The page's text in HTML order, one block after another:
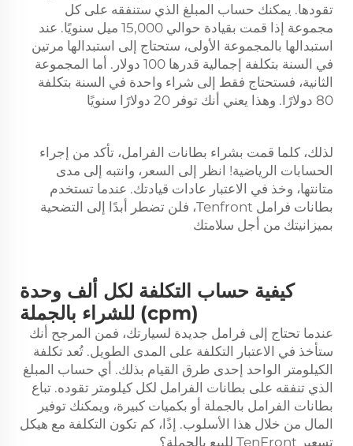
تقودها. يمكنك حساب المبلغ الذي ستنفقه على كل
مجموعة إذا قمت بقيادة حوالي 15,000 ميل سنويًا. عند
استبدالها بالمجموعة الأولى، ستحتاج إلى استبدالها مرتين
في السنة بتكلفة إجمالية قدرها 100 دولار. أما المجموعة
الثانية، فستحتاج فقط إلى شراء واحدة في السنة بتكلفة
80 دولارًا. وهذا يعني أنك توفر 20 دولارًا سنويًا
لذلك، كلما قمت بشراء بطانات الفرامل، تأكد من إجراء
الحسابات الرياضية! انظر إلى السعر، وانتبه إلى مدى
متانتها، وخذ في الاعتبار عادات قيادتك. عندما تستخدم
بطانات فرامل Tenfront، فلن تضطر أبدًا إلى التضحية
بميزانيتك من أجل سلامتك
كيفية حساب التكلفة لكل ألف وحدة
(cpm) للشراء بالجملة
عندما تحتاج إلى فرامل جديدة لسيارتك، فمن المرجح أنك
ستأخذ في الاعتبار التكلفة على المدى الطويل. تُعد تكلفة
الكيلومتر الواحد إحدى طرق القيام بذلك. أي حساب المبلغ
الذي تنفقه على بطانات الفرامل لكل كيلومتر تقوده. تباع
بطانات الفرامل بالجملة أو بكميات كبيرة، ويمكنك توفير
المال من خلال هذا الأسلوب. إذًا، كم تكون التكلفة مع هيكل
تسعير TenFront للبيع بالجملة؟